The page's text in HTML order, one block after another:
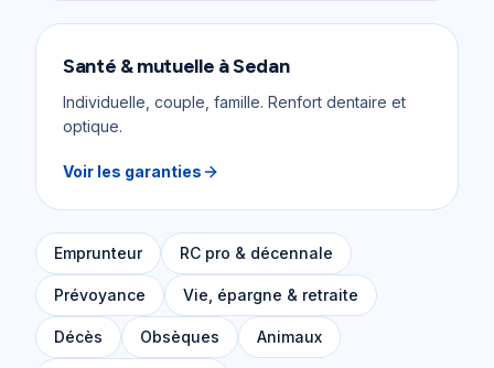
Santé & mutuelle àSedan
Individuelle, couple, famille. Renfort dentaire et
optique.
Voir les garanties
Emprunteur RC pro & décennale
Prévoyance Vie, épargne & retraite
Décès Obsèques Animaux